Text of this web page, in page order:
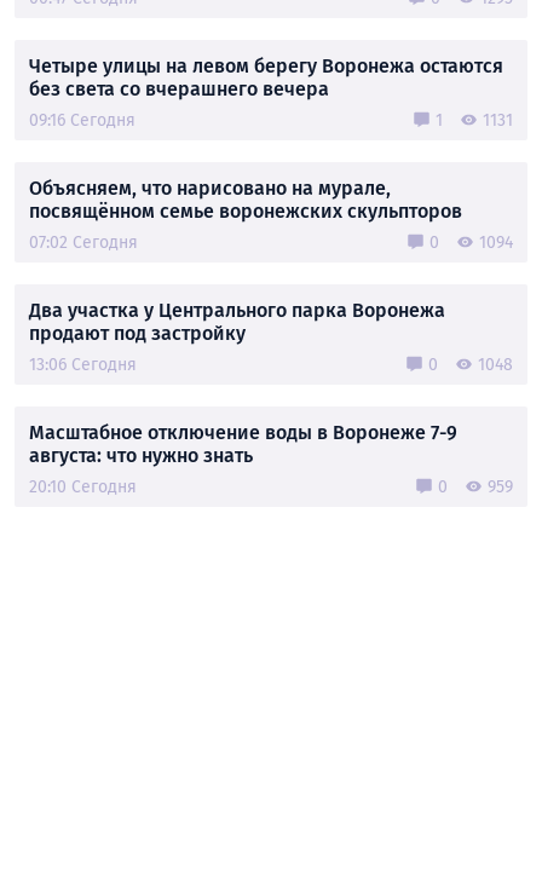
Четыре улицы на левом берегу Воронежа остаются
без света со вчерашнего вечера
09:16 Сегодня 1 1131
Объясняем, что нарисовано на мурале,
посвящённом семье воронежских скульпторов
07:02 Сегодня 0 1094
Два участка у Центрального парка Воронежа
продают под застройку
13:06 Сегодня 0 1048
Масштабное отключение воды в Воронеже 7-9
августа: что нужно знать
20:10 Сегодня 0 959